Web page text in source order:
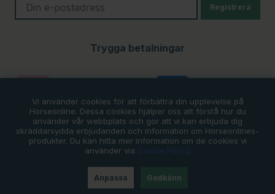
Registrera
Trygga betalningar
Vi använder cookies för att förbättra din upplevelse på
Horseonline. Dessa cookies hjälper oss att förstå hur du
använder vår webbplats och gör att vi kan erbjuda dig
skräddarsydda erbjudanden och information om Horseonlines-
produkter. Du kan hitta mer information om de cookies vi
använder via Cookie Policy.
Anpassa Godkänn